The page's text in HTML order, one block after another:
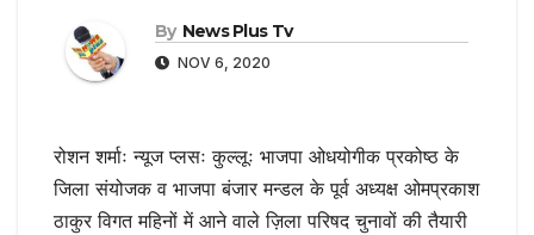
By News Plus Tv
NOV 6, 2020
रोशन शर्माः न्यूज प्लसः कुल्लूः भाजपा ओधयोगीक प्रकोष्ठ के
जिला संयोजक व भाजपा बंजार मन्डल के पूर्व अध्यक्ष ओमप्रकाश
ठाकुर विगत महिनों में आने वाले ज़िला परिषद चुनावों की तैयारी